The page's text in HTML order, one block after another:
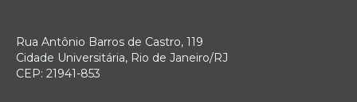
Rua Antônio Barros de Castro, 119
Cidade Universitária, Rio de Janeiro/RJ
CEP: 21941-853